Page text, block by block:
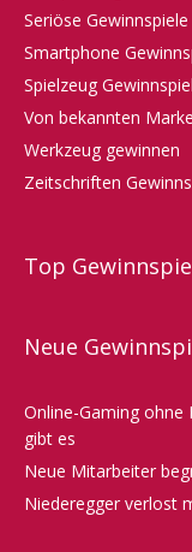
Seriöse Gewinnspiele
Smartphone
Spielzeug
Von bekannten
Werkzeug gewinnen
Zeitschriften
Top
Neue
Online-Gaming ohne
gibt es
Neue Mitarbeiter
Niederegger verlost